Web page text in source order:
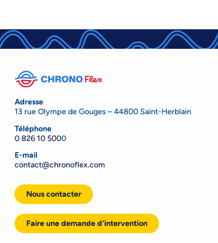
Adresse
13 rue Olympe de Gouges – 44800 Saint-Herblain
Téléphone
0 826 10 5000
E-mail
contact@chronoflex.com
Nous contacter
Faire une demande d'intervention